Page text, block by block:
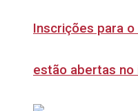
Inscrições para
estão abertas no